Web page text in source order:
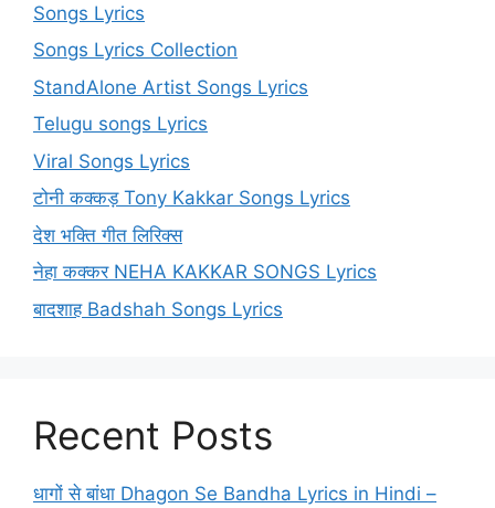
Songs Lyrics
Songs Lyrics Collection
StandAlone Artist Songs Lyrics
Telugu songs Lyrics
Viral Songs Lyrics
टोनी कक्कड़ Tony Kakkar Songs Lyrics
देश भक्ति गीत लिरिक्स
नेहा कक्कर NEHA KAKKAR SONGS Lyrics
बादशाह Badshah Songs Lyrics
Recent Posts
धागों से बांधा Dhagon Se Bandha Lyrics in Hindi –